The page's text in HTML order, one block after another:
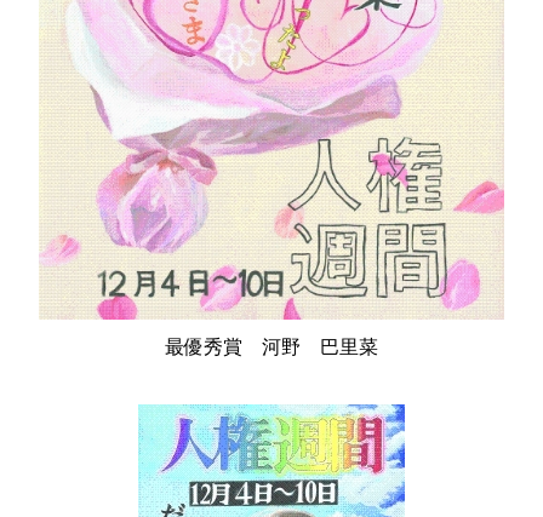
最優秀賞 河野 巴里菜